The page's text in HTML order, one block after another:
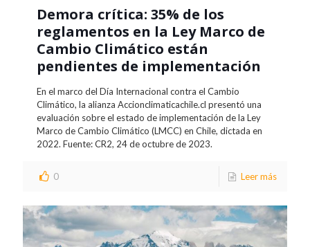
Demora crítica: 35% de los
reglamentos en la Ley Marco de
Cambio Climático están
pendientes de implementación
En el marco del Día Internacional contra el Cambio
Climático, la alianza Accionclimaticachile.cl presentó una
evaluación sobre el estado de implementación de la Ley
Marco de Cambio Climático (LMCC) en Chile, dictada en
2022. Fuente: CR2, 24 de octubre de 2023.
0 Leer más